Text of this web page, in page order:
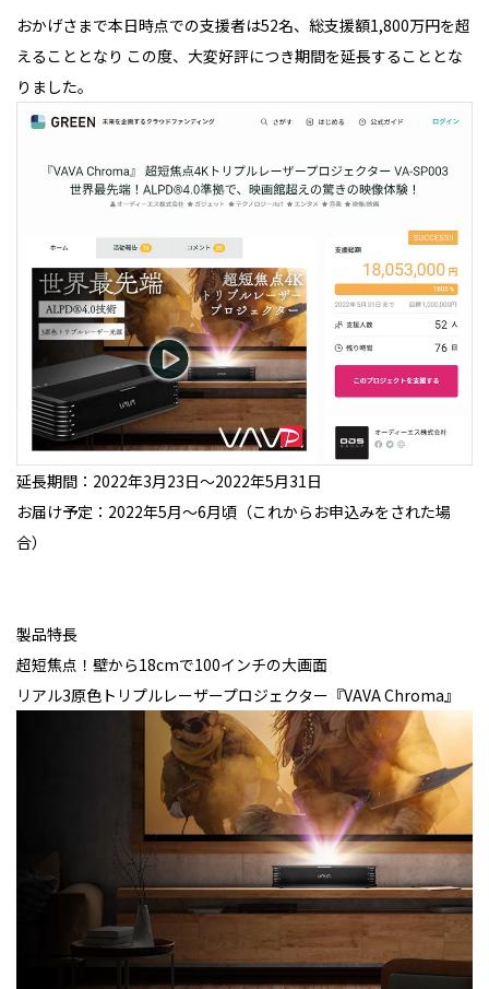
おかげさまで本日時点での支援者は52名、総支援額1,800万円を超
えることとなり この度、大変好評につき期間を延長することとな
りました。
延長期間：2022年3月23日～2022年5月31日
お届け予定：2022年5月～6月頃（これからお申込みをされた場
合）
製品特長
超短焦点！壁から18cmで100インチの大画面
リアル3原色トリプルレーザープロジェクター『VAVA Chroma』